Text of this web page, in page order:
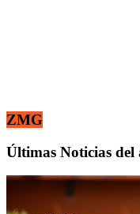
ZMG
Últimas Noticias